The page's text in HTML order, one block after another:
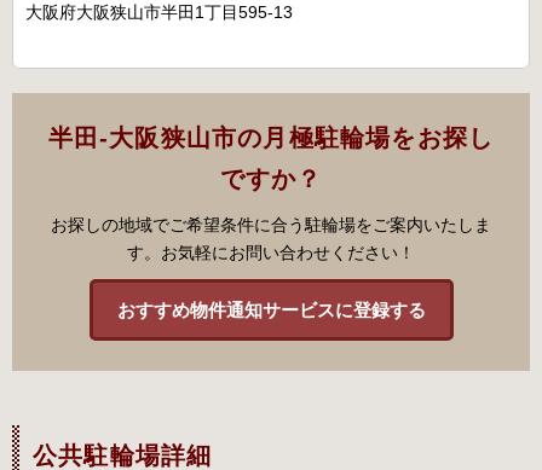
大阪府大阪狭山市半田1丁目595-13
半田-大阪狭山市の月極駐輪場をお探し
ですか？
お探しの地域でご希望条件に合う駐輪場をご案内いたしま
す。お気軽にお問い合わせください！
おすすめ物件通知サービスに登録する
公共駐輪場詳細